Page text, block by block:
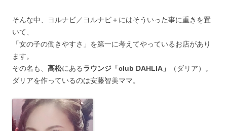
そんな中、ヨルナビ／ヨルナビ＋にはそういった事に重きを置
いて、
「女の子の働きやすさ」を第一に考えてやっているお店があり
ます。
その名も、 高松にあるラウンジ「club DAHLIA」
（ダリア）。
ダリアを作っているのは安藤智美ママ。